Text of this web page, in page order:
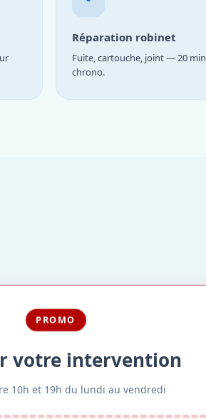
Réparation robinet
Fuite, cartouche, joint — 20 min
chrono.
PROMO
votre intervention
10h et 19h du lundi au vendredi